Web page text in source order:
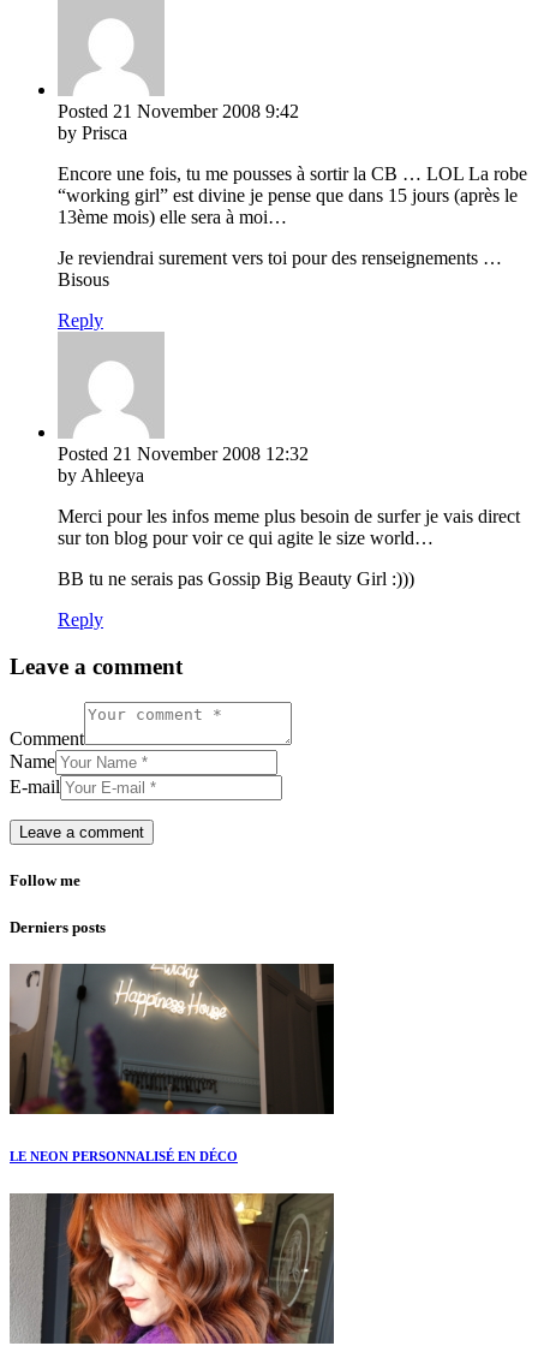
Posted 21 November 2008 9:42
by Prisca
Encore une fois, tu me pousses à sortir la CB … LOL La robe
“working girl” est divine je pense que dans 15 jours (après le
13ème mois) elle sera à moi…
Je reviendrai surement vers toi pour des renseignements …
Bisous
Reply
Posted 21 November 2008 12:32
by Ahleeya
Merci pour les infos meme plus besoin de surfer je vais direct
sur ton blog pour voir ce qui agite le size world…
BB tu ne serais pas Gossip Big Beauty Girl :)))
Reply
Leave a comment
Comment
Name
E-mail
Follow me
Derniers posts
LE NEON PERSONNALISÉ EN DÉCO